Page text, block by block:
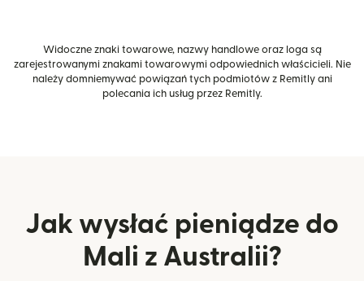
Widoczne znaki towarowe, nazwy handlowe oraz loga są
zarejestrowanymi znakami towarowymi odpowiednich właścicieli. Nie
należy domniemywać powiązań tych podmiotów z Remitly ani
polecania ich usług przez Remitly.
Jak wysłać pieniądze do
Mali z Australii?